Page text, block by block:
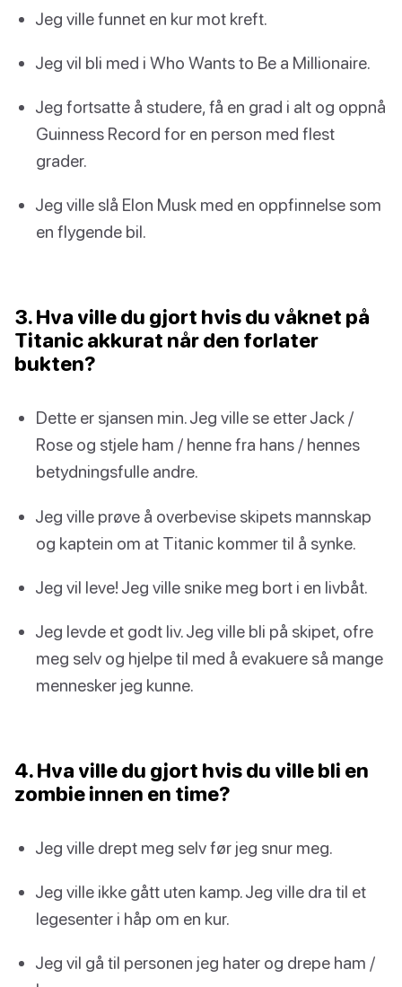
Jeg ville funnet en kur mot kreft.
Jeg vil bli med i Who Wants to Be a Millionaire.
Jeg fortsatte å studere, få en grad i alt og oppnå
Guinness Record for en person med flest
grader.
Jeg ville slå Elon Musk med en oppfinnelse som
en flygende bil.
3. Hva ville du gjort hvis du våknet på
Titanic akkurat når den forlater
bukten?
Dette er sjansen min. Jeg ville se etter Jack /
Rose og stjele ham / henne fra hans / hennes
betydningsfulle andre.
Jeg ville prøve å overbevise skipets mannskap
og kaptein om at Titanic kommer til å synke.
Jeg vil leve! Jeg ville snike meg bort i en livbåt.
Jeg levde et godt liv. Jeg ville bli på skipet, ofre
meg selv og hjelpe til med å evakuere så mange
mennesker jeg kunne.
4. Hva ville du gjort hvis du ville bli en
zombie innen en time?
Jeg ville drept meg selv før jeg snur meg.
Jeg ville ikke gått uten kamp. Jeg ville dra til et
legesenter i håp om en kur.
Jeg vil gå til personen jeg hater og drepe ham /